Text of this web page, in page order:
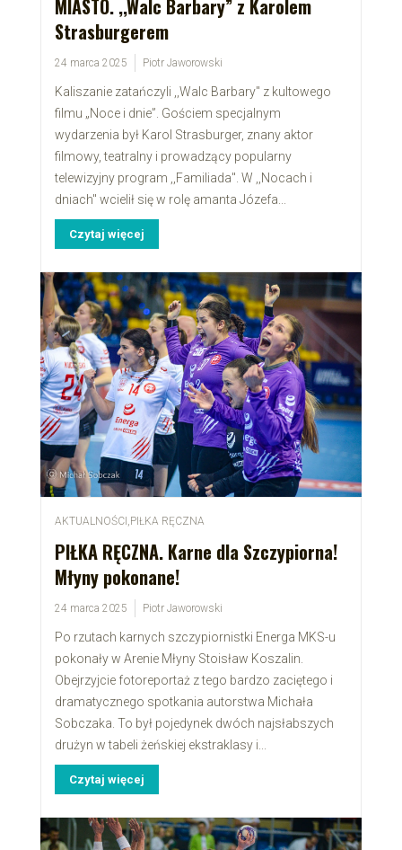
MIASTO. ,,Walc Barbary” z Karolem
Strasburgerem
24 marca 2025 Piotr Jaworowski
Kaliszanie zatańczyli ,,Walc Barbary" z kultowego
filmu „Noce i dnie”. Gościem specjalnym
wydarzenia był Karol Strasburger, znany aktor
filmowy, teatralny i prowadzący popularny
telewizyjny program ,,Familiada". W ,,Nocach i
dniach" wcielił się w rolę amanta Józefa...
Czytaj więcej
AKTUALNOŚCI ,PIŁKA RĘCZNA
PIŁKA RĘCZNA. Karne dla Szczypiorna!
Młyny pokonane!
24 marca 2025 Piotr Jaworowski
Po rzutach karnych szczypiornistki Energa MKS-u
pokonały w Arenie Młyny Stoisław Koszalin.
Obejrzyjcie fotoreportaż z tego bardzo zaciętego i
dramatycznego spotkania autorstwa Michała
Sobczaka. To był pojedynek dwóch najsłabszych
drużyn w tabeli żeńskiej ekstraklasy i...
Czytaj więcej